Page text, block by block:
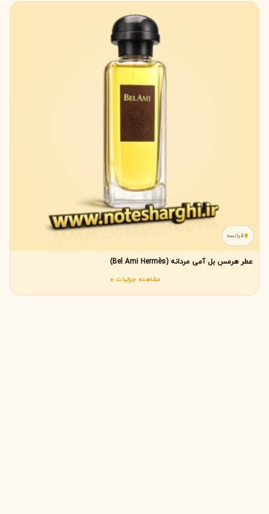
فرانسه
عطر هرمس بل آمی مردانه (Bel Ami Hermès)
مشاهده جزئیات